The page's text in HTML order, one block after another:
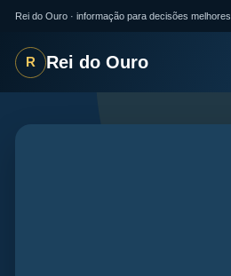
Rei do Ouro · informação para decisões melhores
R Rei do Ouro